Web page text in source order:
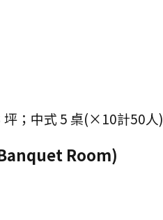
坪；中式 5 桌(×10計50人)
Room)